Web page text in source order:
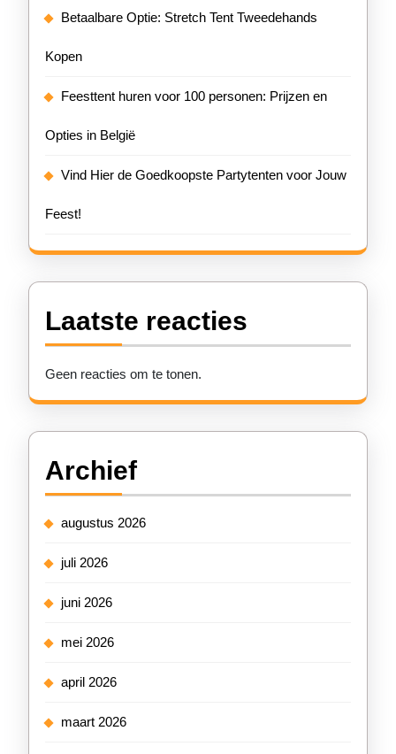
Betaalbare Optie: Stretch Tent Tweedehands
Kopen
Feesttent huren voor 100 personen: Prijzen en
Opties in België
Vind Hier de Goedkoopste Partytenten voor Jouw
Feest!
Laatste reacties
Geen reacties om te tonen.
Archief
augustus 2026
juli 2026
juni 2026
mei 2026
april 2026
maart 2026